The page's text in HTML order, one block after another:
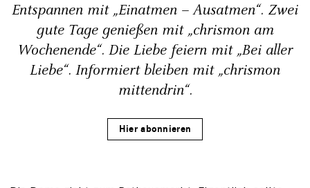
Entspannen mit „Einatmen – Ausatmen“. Zwei
gute Tage genießen mit „chrismon am
Wochenende“. Die Liebe feiern mit „Bei aller
Liebe“. Informiert bleiben mit „chrismon
mittendrin“.
Hier abonnieren